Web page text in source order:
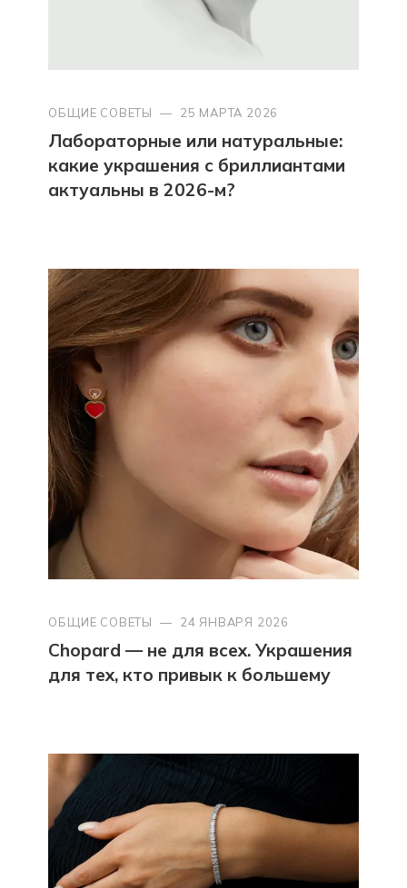
ОБЩИЕ СОВЕТЫ — 25 МАРТА 2026
Лабораторные или натуральные:
какие украшения с бриллиантами
актуальны в 2026-м?
ОБЩИЕ СОВЕТЫ — 24 ЯНВАРЯ 2026
Chopard — не для всех. Украшения
для тех, кто привык к большему